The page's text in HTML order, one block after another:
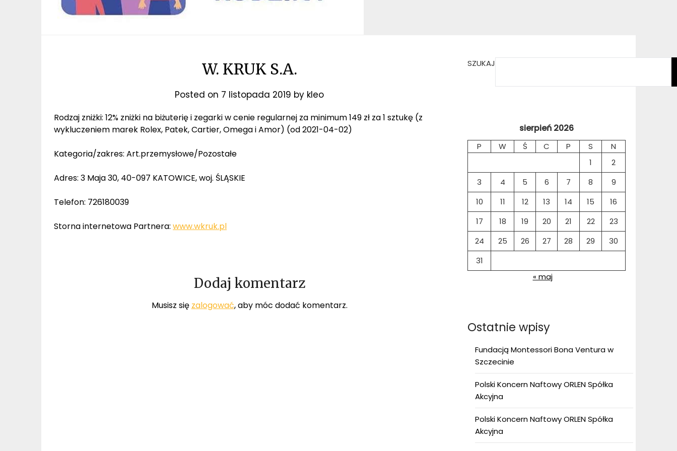
W. KRUK S.A.
Posted on 7 listopada 2019 by kleo
Rodzaj zniżki: 12% zniżki na biżuterię i zegarki w cenie regularnej za minimum 149 zł za 1 sztukę (z
wykluczeniem marek Rolex, Patek, Cartier, Omega i Amor) (od 2021-04-02)
Kategoria/zakres: Art.przemysłowe/Pozostałe
Adres: 3 Maja 30, 40-097 KATOWICE, woj. ŚLĄSKIE
Telefon: 726180039
Storna internetowa Partnera: www.wkruk.pl
Dodaj komentarz
Musisz się zalogować, aby móc dodać komentarz.
SZUKAJ
sierpień 2026
P W Ś C P S
N
1
2
3
4 5 6 7 8
9
10
11 12 13 14 15
16
17
18 19 20 21 22
23
24
25 26 27 28 29
30
31
« maj
Ostatnie wpisy
Fundacją Montessori Bona Ventura w
Szczecinie
Polski Koncern Naftowy ORLEN Spółka
Akcyjna
Polski Koncern Naftowy ORLEN Spółka
Akcyjna